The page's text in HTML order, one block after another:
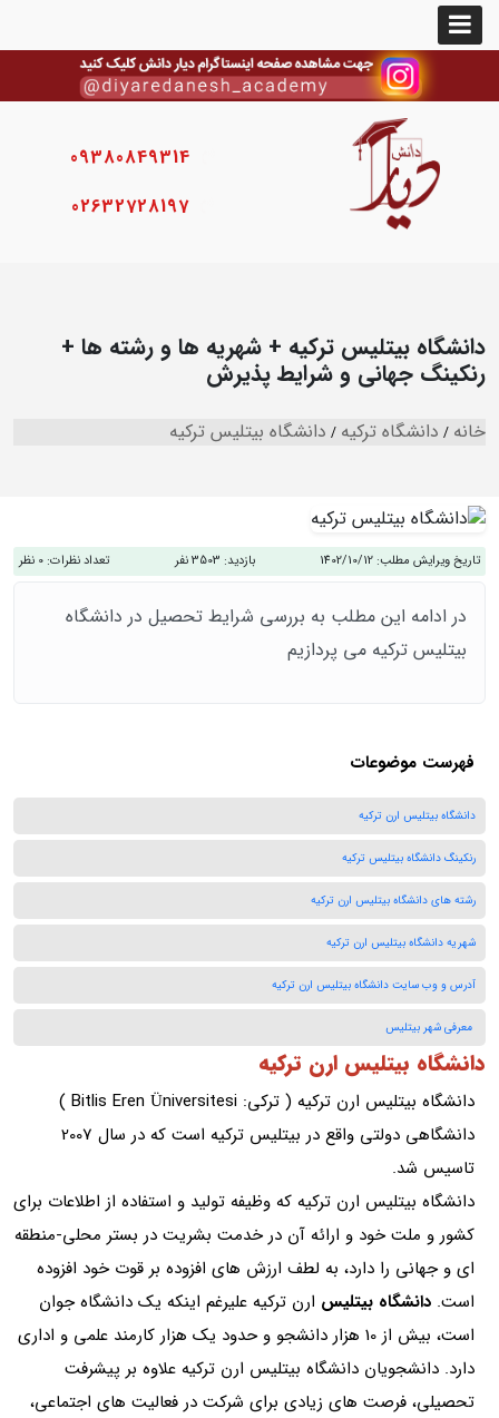
09380849314
02632728197
دانشگاه بیتلیس ترکیه + شهریه ها و رشته ها +
رنکینگ جهانی و شرایط پذیرش
خانه دانشگاه ترکیه دانشگاه بیتلیس ترکیه
تاریخ ویرایش مطلب: 1402/10/12 بازدید: 3503 نفر تعداد نظرات: 0 نظر
در ادامه این مطلب به بررسی شرایط تحصیل در دانشگاه
بیتلیس ترکیه می پردازیم
فهرست موضوعات
دانشگاه بیتلیس ارن ترکیه
رنکینگ دانشگاه بیتلیس ترکیه
رشته های دانشگاه بیتلیس ارن ترکیه
شهریه دانشگاه بیتلیس ارن ترکیه
آدرس و وب سایت دانشگاه بیتلیس ارن ترکیه
معرفی شهر بیتلیس
دانشگاه بیتلیس ارن ترکیه
دانشگاه بیتلیس ارن ترکیه ( ترکی: Bitlis Eren Üniversitesi )
دانشگاهی دولتی واقع در بیتلیس ترکیه است که در سال 2007
تاسیس شد.
دانشگاه بیتلیس ارن ترکیه که وظیفه تولید و استفاده از اطلاعات برای
کشور و ملت خود و ارائه آن در خدمت بشریت در بستر محلی-منطقه
ای و جهانی را دارد، به لطف ارزش های افزوده بر قوت خود افزوده
است. دانشگاه بیتلیس ارن ترکیه علیرغم اینکه یک دانشگاه جوان
است، بیش از 10 هزار دانشجو و حدود یک هزار کارمند علمی و اداری
دارد. دانشجویان دانشگاه بیتلیس ارن ترکیه علاوه بر پیشرفت
تحصیلی، فرصت های زیادی برای شرکت در فعالیت های اجتماعی،